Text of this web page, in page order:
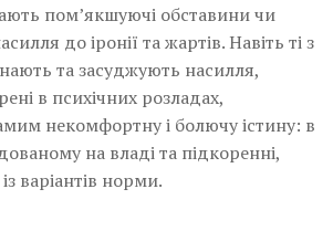
пом’якшуючі обставини чи
до іронії та жартів. Навіть ті з
та засуджують насилля,
в психічних розладах,
некомфортну і болючу істину: в
на владі та підкоренні,
варіантів норми.